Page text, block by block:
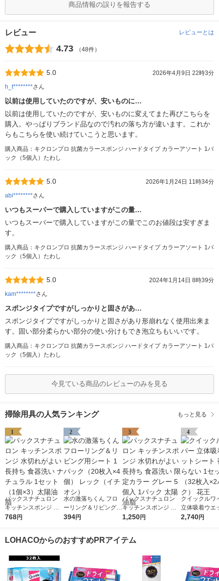
商品情報の誤りを報告する
レビュー レビューとは
4.73 （48件）
5.0
2026年4月9日 22時3分
h_t********さん
以前は使用していたのですが、安いものに…
以前は使用していたのですが、安いものに変えてまた再びこちらを
購入。やっぱりブランド品なので汚れの落ち方が違います。これか
らもこちらを使い続けていこうと思います。
購入商品：キクロンプロ 抗菌カラースポンジ ハードタイプ カラーアソート 1パ
ック（5個入）たわし
5.0
2026年1月24日 11時34分
abi********さん
いつもスーパーで購入していますがこの量…
いつもスーパーで購入していますがこの量でこのお値段は安すぎま
す。
購入商品：キクロンプロ 抗菌カラースポンジ ハードタイプ カラーアソート 1パ
ック（5個入）たわし
5.0
2024年1月14日 8時39分
kam********さん
スポンジタイプですがしっかりと固さがあ…
スポンジタイプですがしっかりと固さがあり形崩れなく使用出来ま
す。固い部分柔らかい部分の使い分けもでき泡立ちもいいです。
購入商品：キクロンプロ 抗菌カラースポンジ ハードタイプ カラーアソート 1パ
ック（5個入）たわし
今見ている商品のレビューのみを見る
掃除用具の人気ランキング もっと見る
1
パックスナチュロン
キッチンスポンジ 水
切れがよい 長持ち 食
油脂
768円
2
水の激落ちくん フロ
ーリング＆リビング用
シート 1パック（20枚
394円
3
パックスナチュロン
キッチンスポンジ 水
切れがよい 長持ち 食
陽油脂
1,250円
4
クイックルワ
立体吸着ウエ
ト 香り残らな
2,740円
LOHACOからのおすすめPRアイテム